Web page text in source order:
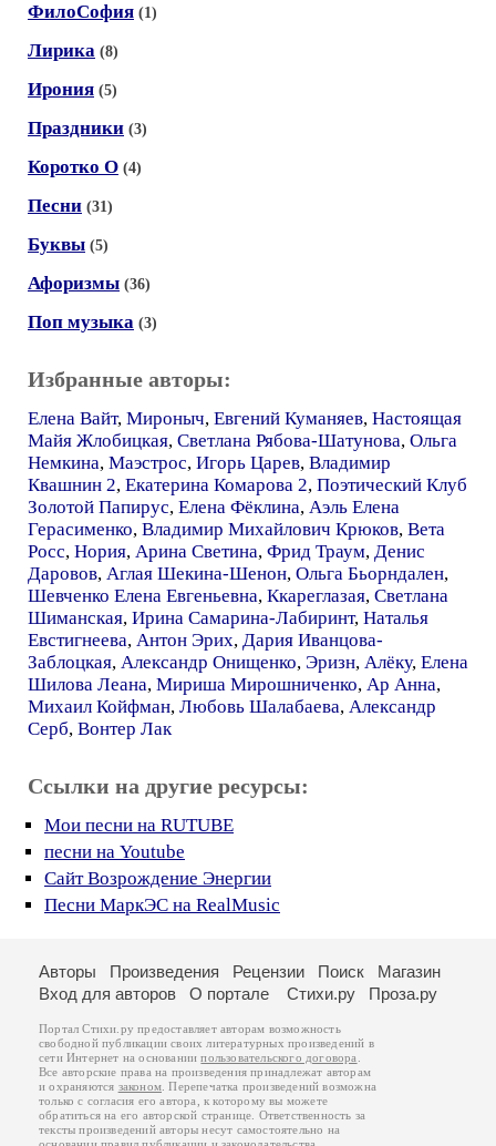
ФилоСофия (1)
Лирика (8)
Ирония (5)
Праздники (3)
Коротко О (4)
Песни (31)
Буквы (5)
Афоризмы (36)
Поп музыка (3)
Избранные авторы:
Елена Вайт, Мироныч, Евгений Куманяев, Настоящая
Майя Жлобицкая, Светлана Рябова-Шатунова, Ольга
Немкина, Маэстрос, Игорь Царев, Владимир
Квашнин 2, Екатерина Комарова 2, Поэтический Клуб
Золотой Папирус, Елена Фёклина, Аэль Елена
Герасименко, Владимир Михайлович Крюков, Вета
Росс, Нория, Арина Светина, Фрид Траум, Денис
Даровов, Аглая Шекина-Шенон, Ольга Бьорндален,
Шевченко Елена Евгеньевна, Ккареглазая, Светлана
Шиманская, Ирина Самарина-Лабиринт, Наталья
Евстигнеева, Антон Эрих, Дария Иванцова-
Заблоцкая, Александр Онищенко, Эризн, Алёку, Елена
Шилова Леана, Мириша Мирошниченко, Ар Анна,
Михаил Койфман, Любовь Шалабаева, Александр
Серб, Вонтер Лак
Ссылки на другие ресурсы:
Мои песни на RUTUBE
песни на Youtube
Сайт Возрождение Энергии
Песни МаркЭС на RealMusic
Авторы Произведения Рецензии Поиск
Магазин
Вход для авторов
О портале Стихи.ру Проза.ру
Портал Стихи.ру предоставляет авторам возможность
свободной публикации своих литературных произведений в
сети Интернет на основаниипользовательского договора
Все авторские права на произведения принадлежат авторам
и охраняются законом . Перепечатка произведений возможна
только с согласия его автора, к которому вы можете
обратиться на его авторской странице. Ответственность за
тексты произведений авторы несут самостоятельно на